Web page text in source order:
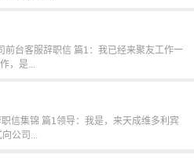
前台客服辞职信 篇1：我已经来聚友工作一
，是...
信集锦 篇1领导：我是，来天成维多利宾
公司...